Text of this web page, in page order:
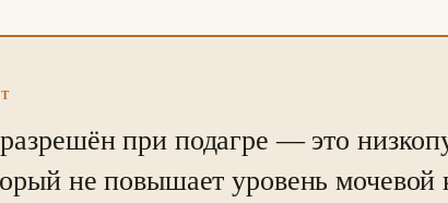
при подагре — это
не повышает уровень